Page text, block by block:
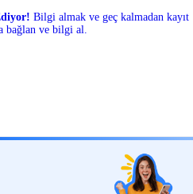
Bilgi almak ve geç kalmadan kayıt
bağlan ve bilgi al.